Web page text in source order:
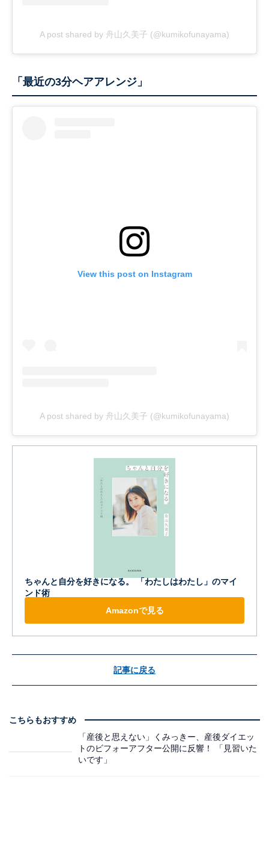
A post shared by 舟山久美子 (@kumikofunayama)
「最近の3分ヘアアレンジ」
View this post on Instagram
A post shared by 舟山久美子 (@kumikofunayama)
ちゃんと自分を好きになる。 「わたしはわたし」のマイ
ンド術
Amazonで見る
記事に戻る
こちらもおすすめ
「産後と思えない」くみっきー、産後ダイエッ
トのビフォーアフター公開に反響！ 「見習いた
いです」